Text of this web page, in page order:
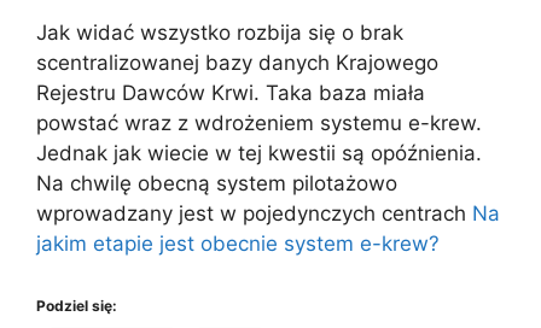
Jak widać wszystko rozbija się o brak
scentralizowanej bazy danych Krajowego
Rejestru Dawców Krwi. Taka baza miała
powstać wraz z wdrożeniem systemu e-krew.
Jednak jak wiecie w tej kwestii są opóźnienia.
Na chwilę obecną system pilotażowo
wprowadzany jest w pojedynczych centrach Na
jakim etapie jest obecnie system e-krew?
Podziel się: